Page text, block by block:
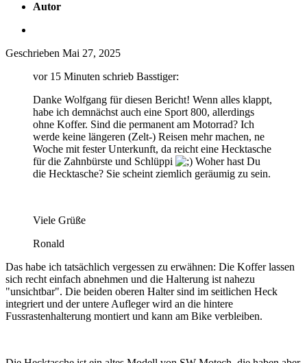
Autor
Geschrieben Mai 27, 2025
vor 15 Minuten schrieb Basstiger:
Danke Wolfgang für diesen Bericht! Wenn alles klappt,
habe ich demnächst auch eine Sport 800, allerdings
ohne Koffer. Sind die permanent am Motorrad? Ich
werde keine längeren (Zelt-) Reisen mehr machen, ne
Woche mit fester Unterkunft, da reicht eine Hecktasche
für die Zahnbürste und Schlüppi
Woher hast Du
die Hecktasche? Sie scheint ziemlich geräumig zu sein.
Viele Grüße
Ronald
Das habe ich tatsächlich vergessen zu erwähnen: Die Koffer lassen
sich recht einfach abnehmen und die Halterung ist nahezu
"unsichtbar". Die beiden oberen Halter sind im seitlichen Heck
integriert und der untere Aufleger wird an die hintere
Fussrastenhalterung montiert und kann am Bike verbleiben.